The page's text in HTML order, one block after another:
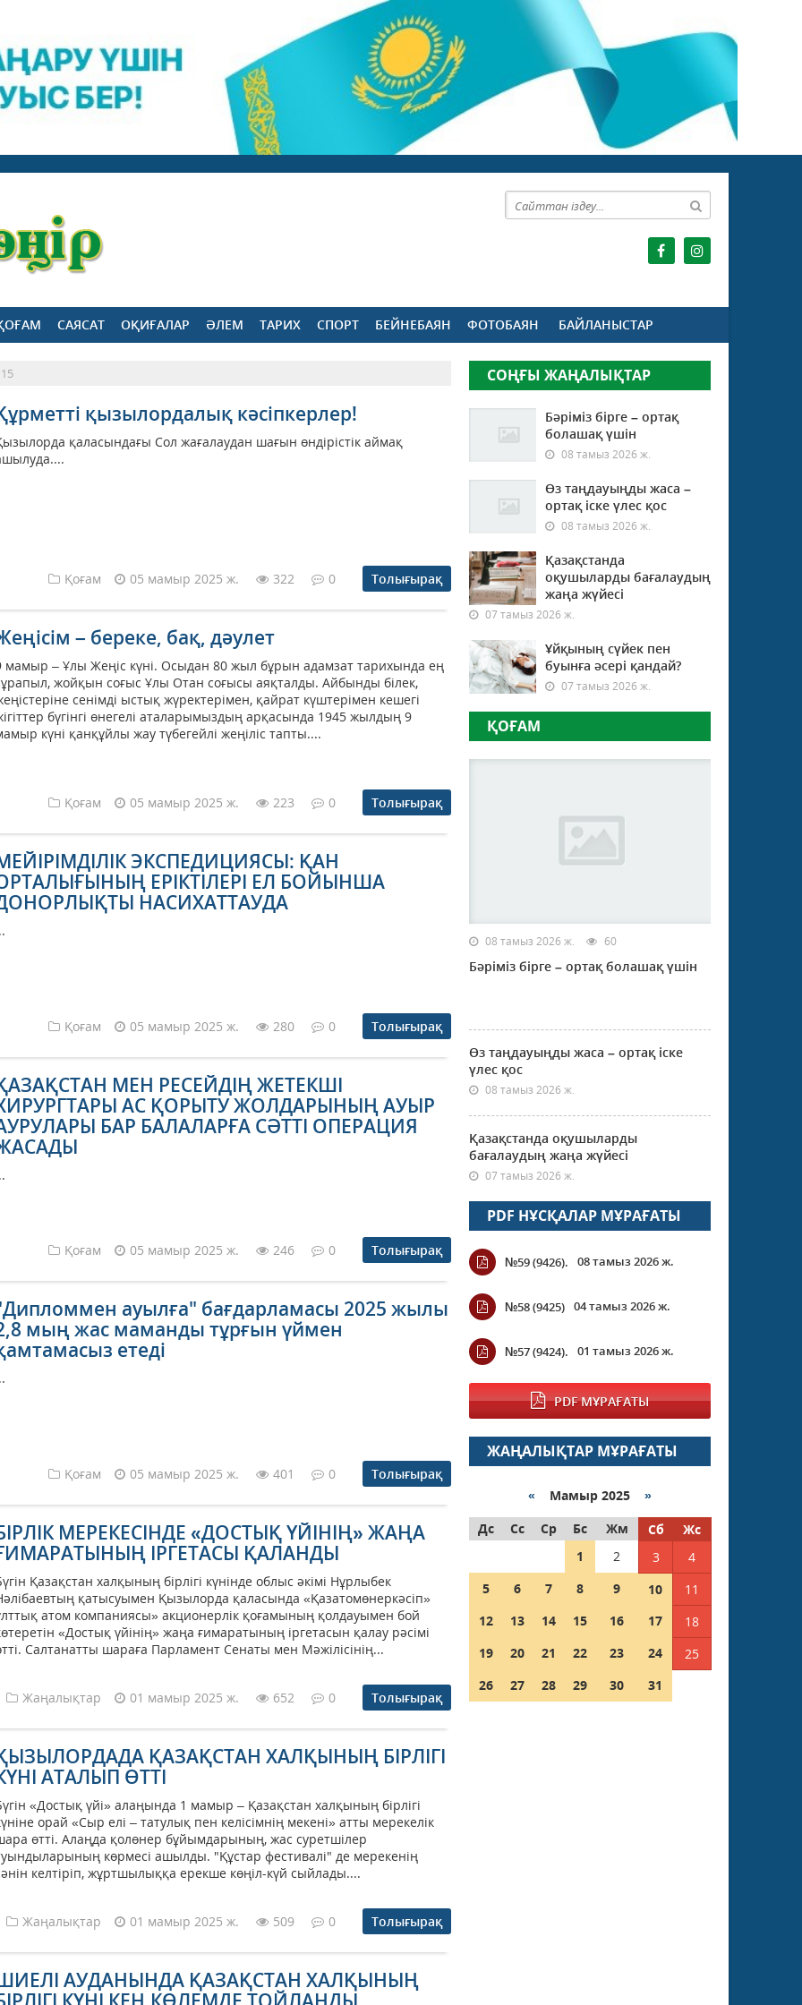
САЯСАТ ОҚИҒАЛАР ӘЛЕМ ТАРИХ СПОРТ БЕЙНЕБАЯН ФОТОБАЯН БАЙЛАНЫСТАР
қызылордалық кәсіпкерлер!
қаласындағы Сол жағалаудан шағын өндірістік аймақ
Қоғам 05 мамыр 2025 ж. 322 0 Толығырақ
– береке, бақ, дәулет
мамыр – Ұлы Жеңіс күні. Осыдан 80 жыл бұрын адамзат тарихында ең
жойқын соғыс Ұлы Отан соғысы аяқталды. Айбынды білек,
сенімді ыстық жүректерімен, қайрат күштерімен кешегі
бүгінгі өнегелі аталарымыздың арқасында 1945 жылдың 9
күні қанқұйлы жау түбегейлі жеңіліс тапты....
Қоғам 05 мамыр 2025 ж. 223 0 Толығырақ
ЭКСПЕДИЦИЯСЫ: ҚАН
ЕРІКТІЛЕРІ ЕЛ БОЙЫНША
НАСИХАТТАУДА
Қоғам 05 мамыр 2025 ж. 280 0 Толығырақ
МЕН РЕСЕЙДІҢ ЖЕТЕКШІ
АС ҚОРЫТУ ЖОЛДАРЫНЫҢ АУЫР
БАР БАЛАЛАРҒА СӘТТІ ОПЕРАЦИЯ
Қоғам 05 мамыр 2025 ж. 246 0 Толығырақ
ауылға" бағдарламасы 2025 жылы
мың жас маманды тұрғын үймен
етеді
Қоғам 05 мамыр 2025 ж. 401 0 Толығырақ
МЕРЕКЕСІНДЕ «ДОСТЫҚ ҮЙІНІҢ» ЖАҢА
ІРГЕТАСЫ ҚАЛАНДЫ
Қазақстан халқының бірлігі күнінде облыс әкімі Нұрлыбек
қатысуымен Қызылорда қаласында «Қазатомөнеркәсіп»
атом компаниясы» акционерлік қоғамының қолдауымен бой
«Достық үйінің» жаңа ғимаратының іргетасын қалау рәсімі
Салтанатты шараға Парламент Сенаты мен Мәжілісінің...
Жаңалықтар 01 мамыр 2025 ж. 652 0 Толығырақ
ҚАЗАҚСТАН ХАЛҚЫНЫҢ БІРЛІГІ
АТАЛЫП ӨТТІ
«Достық үйі» алаңында 1 мамыр – Қазақстан халқының бірлігі
орай «Сыр елі – татулық пен келісімнің мекені» атты мерекелік
өтті. Алаңда қолөнер бұйымдарының, жас суретшілер
көрмесі ашылды. "Құстар фестивалі" де мерекенің
келтіріп, жұртшылыққа ерекше көңіл-күй сыйлады....
Жаңалықтар 01 мамыр 2025 ж. 509 0 Толығырақ
АУДАНЫНДА ҚАЗАҚСТАН ХАЛҚЫНЫҢ
СОҢҒЫ ЖАҢАЛЫҚТАР
Бәріміз бірге – ортақ
болашақ үшін
08 тамыз 2026 ж.
Өз таңдауыңды жаса –
ортақ іске үлес қос
08 тамыз 2026 ж.
Қазақстанда
оқушыларды бағалаудың
жаңа жүйесі
07 тамыз 2026 ж.
Ұйқының сүйек пен
буынға әсері қандай?
07 тамыз 2026 ж.
ҚОҒАМ
08 тамыз 2026 ж. 60
Бәріміз бірге – ортақ болашақ үшін
Өз таңдауыңды жаса – ортақ іске
үлес қос
08 тамыз 2026 ж.
Қазақстанда оқушыларды
бағалаудың жаңа жүйесі
07 тамыз 2026 ж.
PDF НҰСҚАЛАР МҰРАҒАТЫ
№59 (9426). 08 тамыз 2026 ж.
№58 (9425) 04 тамыз 2026 ж.
№57 (9424). 01 тамыз 2026 ж.
PDF МҰРАҒАТЫ
ЖАҢАЛЫҚТАР МҰРАҒАТЫ
« Мамыр 2025 »
Дс
Сс Ср Бс Жм Сб
Жс
1
2 3
4
5
6 7 8 9 10
11
12
13 14 15 16 17
18
19
20 21 22 23 24
25
26
27 28 29 30 31